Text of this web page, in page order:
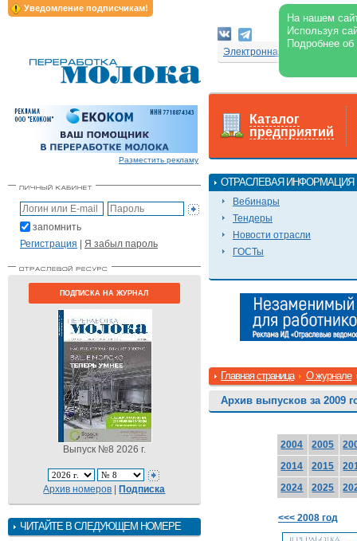
Уведомление подписчикам!
На нашем
Используя
Подробнее
Электронная версия
Разместить рекламу
запомнить
Регистрация | Я забыл пароль
ПОДПИСКА НА ЖУРНАЛ
Выпуск №8 2026 г.
Архив номеров |Подписка
ЧИТАЙТЕ В СЛЕДУЮЩЕМ НОМЕРЕ
Каталог
предприятий
ОТРАСЛЕВАЯ ИНФОРМАЦИЯ
Вебинары
Тендеры
Новости отрасли
ГОСТы
Главная страница О журнале
Архив выпусков за 2009
2004 2005
2014
2015
2024
2025
<<< 2008 год